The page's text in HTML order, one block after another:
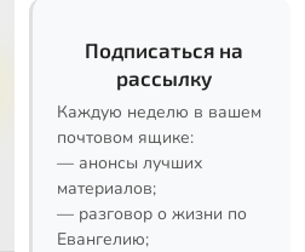
Подписаться на
рассылку
Каждую неделю в вашем
почтовом ящике:
— анонсы лучших
материалов;
— разговор о жизни по
Евангелию;